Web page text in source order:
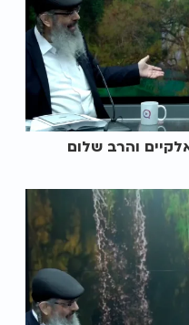
והרב שלום